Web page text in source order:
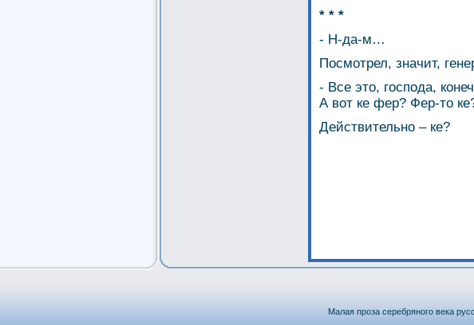
* * *
- Н-да-м…
Посмотрел, значит,
- Все это, господа,
А вот ке фер? Фер-то
Действительно – ке?
Малая проза серебряного века